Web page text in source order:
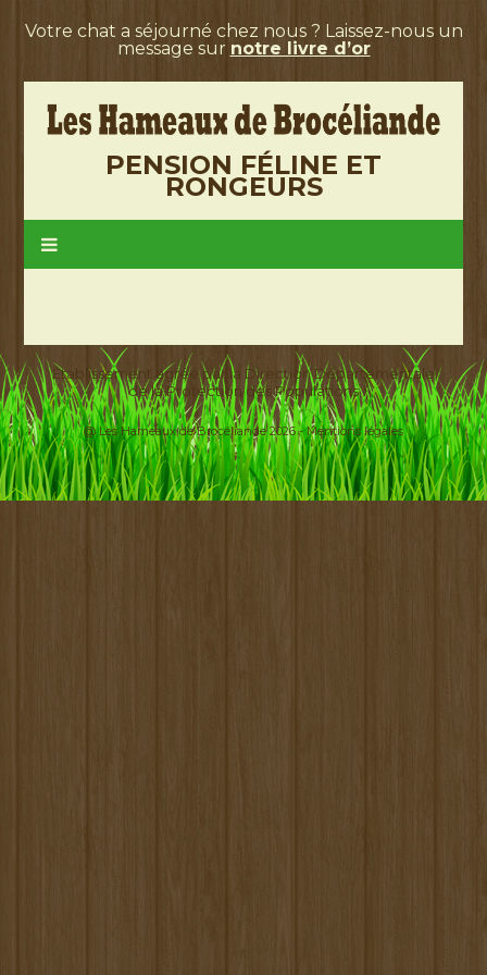
Votre chat a séjourné chez nous ? Laissez-nous un
message sur notre livre d’or
PENSION FÉLINE ET
RONGEURS
Etablissement agréé par la Direction Départementale
de la Protection des Populations
@ Les Hameaux de Brocéliande 2026 -Mentions légales